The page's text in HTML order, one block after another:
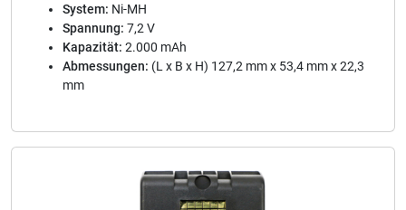
System: Ni-MH
Spannung: 7,2 V
Kapazität: 2.000 mAh
Abmessungen: (L x B x H) 127,2 mm x 53,4 mm x 22,3
mm